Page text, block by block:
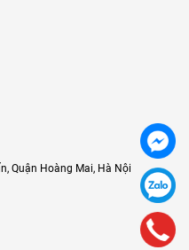
Quận Hoàng Mai, Hà Nội